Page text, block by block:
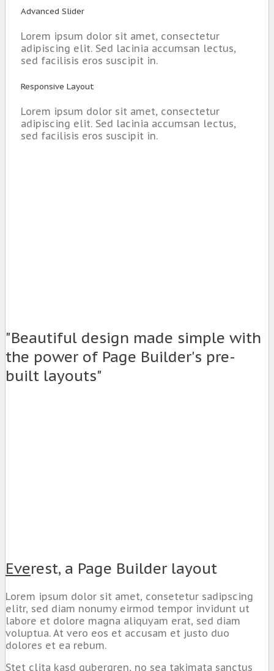
Advanced Slider
Lorem ipsum dolor sit amet, consectetur
adipiscing elit. Sed lacinia accumsan lectus,
sed facilisis eros suscipit in.
Responsive Layout
Lorem ipsum dolor sit amet, consectetur
adipiscing elit. Sed lacinia accumsan lectus,
sed facilisis eros suscipit in.
"Beautiful design made simple with
the power of Page Builder's pre-
built layouts"
Everest, a Page Builder layout
Lorem ipsum dolor sit amet, consetetur sadipscing
elitr, sed diam nonumy eirmod tempor invidunt ut
labore et dolore magna aliquyam erat, sed diam
voluptua. At vero eos et accusam et justo duo
dolores et ea rebum.
Stet clita kasd gubergren, no sea takimata sanctus